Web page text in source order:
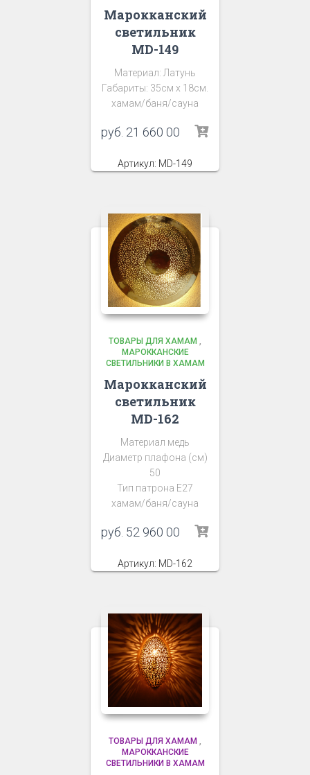
Марокканский
светильник
MD-149
Материал: Латунь
Габариты: 35см х 18см.
хамам/баня/сауна
руб. 21 660 00
Артикул: MD-149
ТОВАРЫ ДЛЯ ХАМАМ ,
МАРОККАНСКИЕ
СВЕТИЛЬНИКИ В ХАМАМ
Марокканский
светильник
MD-162
Материал медь
Диаметр плафона (см)
50
Тип патрона Е27
хамам/баня/сауна
руб. 52 960 00
Артикул: MD-162
ТОВАРЫ ДЛЯ ХАМАМ ,
МАРОККАНСКИЕ
СВЕТИЛЬНИКИ В ХАМАМ